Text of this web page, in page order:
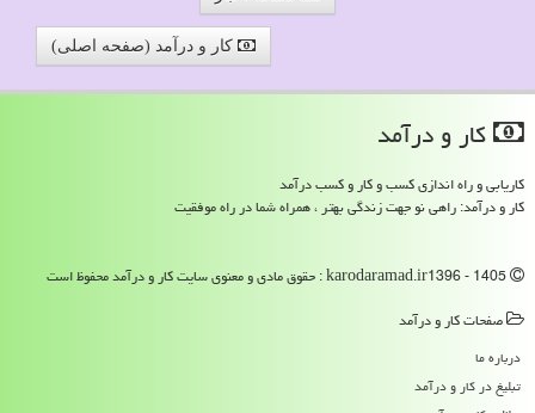
کار و درآمد (صفحه اصلی)
كار و درآمد
کاریابی و راه اندازی کسب و کار و کسب درآمد
کار و درآمد: راهی نو جهت زندگی بهتر ، همراه شما در راه موفقیت
صفحات كار و درآمد
درباره ما
تبلیغ در كار و درآمد